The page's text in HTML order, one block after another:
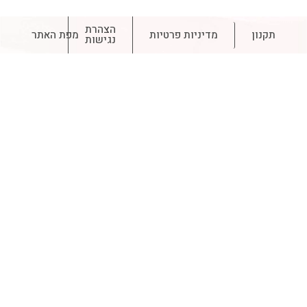
תקנון מדיניות פרטיות הצהרת
נגישות מפת האתר